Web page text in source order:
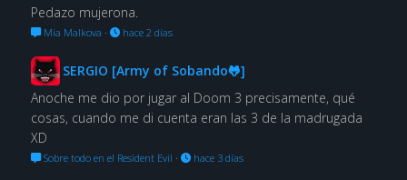
Pedazo mujerona.
Mia Malkova · hace 2 días
SERGIO [Army of Sobando🐸]
Anoche me dio por jugar al Doom 3 precisamente, qué
cosas, cuando me di cuenta eran las 3 de la madrugada
XD
Sobre todo en el Resident Evil · hace 3 días